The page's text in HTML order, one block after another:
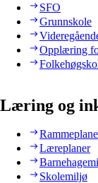
SFO
Grunnskole
Opplæring
Læring og
Læreplaner
Skolemiljø